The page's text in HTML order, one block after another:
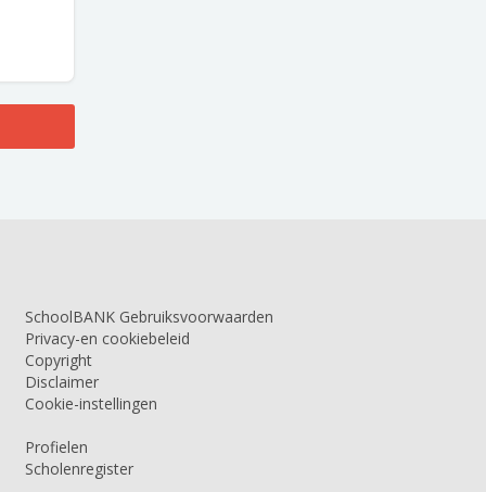
SchoolBANK Gebruiksvoorwaarden
Privacy-en cookiebeleid
Copyright
Disclaimer
Cookie-instellingen
Profielen
Scholenregister